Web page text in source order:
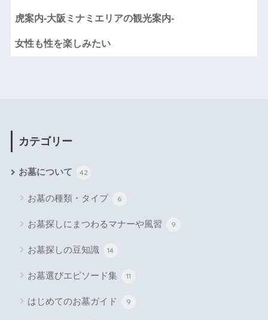
虎案内-大阪ミナミエリアの観光案内-
女性も性を楽しみたい
カテゴリー
お墓について 42
お墓の種類・タイプ 6
お墓探しにまつわるマナーや風習 9
お墓探しの豆知識 14
お墓選びエピソード集 11
はじめてのお墓ガイド 9